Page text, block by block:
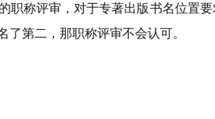
职称评审，对于专著出版书名位置
第二，那职称评审不会认可。